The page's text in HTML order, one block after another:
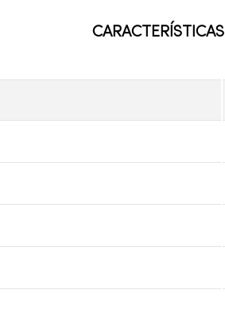
CARACTERÍSTICAS